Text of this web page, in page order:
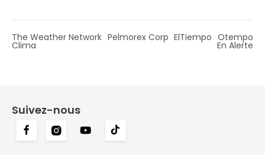
The Weather Network Pelmorex Corp ElTiempo Otempo
Clima En Alerte
Suivez-nous